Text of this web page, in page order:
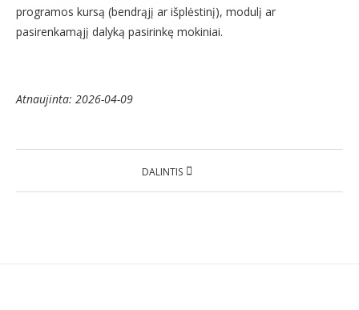
programos kursą (bendrąjį ar išplėstinį), modulį ar
pasirenkamąjį dalyką pasirinkę mokiniai.
Atnaujinta: 2026-04-09
DALINTIS